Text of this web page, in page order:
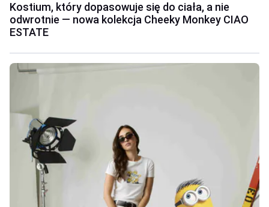
Kostium, który dopasowuje się do ciała, a nie
odwrotnie — nowa kolekcja Cheeky Monkey CIAO
ESTATE